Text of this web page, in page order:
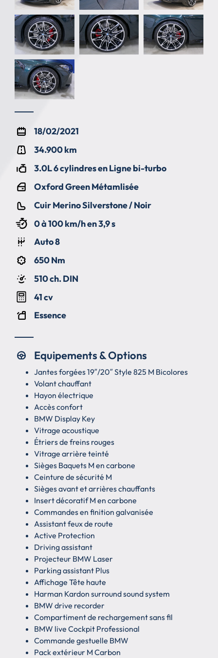
18/02/2021
34.900 km
3.0L 6 cylindres en Ligne bi-turbo
Oxford Green Métamlisée
Cuir Merino Silverstone / Noir
0 à 100 km/h en 3,9 s
Auto 8
650 Nm
510 ch. DIN
41 cv
Essence
Equipements & Options
Jantes forgées 19″/20″ Style 825 M Bicolores
Volant chauffant
Hayon électrique
Accès confort
BMW Display Key
Vitrage acoustique
Étriers de freins rouges
Vitrage arrière teinté
Sièges Baquets M en carbone
Ceinture de sécurité M
Sièges avant et arrières chauffants
Insert décoratif M en carbone
Commandes en finition galvanisée
Assistant feux de route
Active Protection
Driving assistant
Projecteur BMW Laser
Parking assistant Plus
Affichage Tête haute
Harman Kardon surround sound system
BMW drive recorder
Compartiment de rechargement sans fil
BMW live Cockpit Professional
Commande gestuelle BMW
Pack extérieur M Carbon